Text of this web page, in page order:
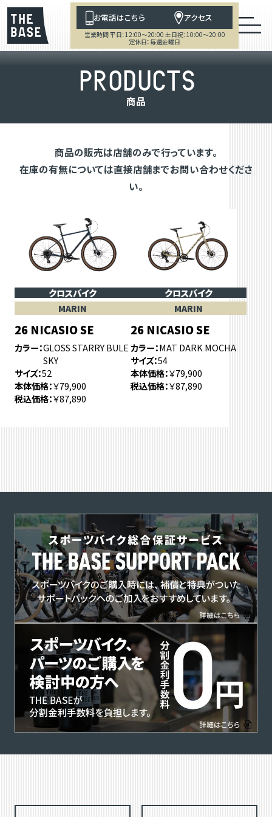
お電話はこちら アクセス
営業時間 平日：12:00～20:00 土日祝：10:00～20:00
定休日：毎週金曜日
PRODUCTS
商品
商品の販売は店舗のみで行っています。
在庫の有無については直接店舗までお問い合わせくださ
い。
クロスバイク
MARIN
26 NICASIO SE
カラー GLOSS STARRY BULE
SKY
サイズ 52
本体価格 ￥79,900
税込価格 ￥87,890
クロスバイク
MARIN
26 NICASIO SE
カラー MAT DARK MOCHA
サイズ 54
本体価格 ￥79,900
税込価格 ￥87,890